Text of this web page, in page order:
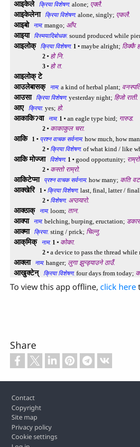
To view this app offline, click here
Share
Footer
Contact
Copyright
Site map
Privacy policy
Cookie settings